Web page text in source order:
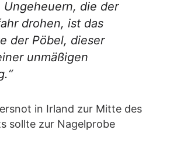
Ungeheuern, die der
drohen, ist das
der Pöbel, dieser
unmäßigen
in Irland zur Mitte des
sollte zur Nagelprobe